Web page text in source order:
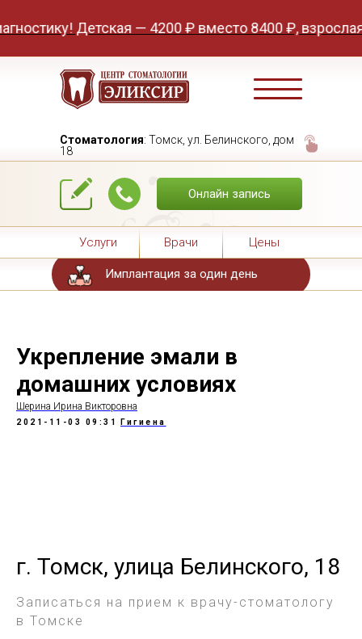
Детская — 4200 ₽ вместо 8400 ₽,
Стоматология: Томск, ул. Белинского, дом
18
Онлайн запись
Услуги Врачи Цены
Имплантация за один день
Укрепление эмали в
домашних условиях
Шерина Ирина Викторовна
2021-11-03 09:31 Гигиена
г. Томск, улица Белинского, 18
Записаться на прием к врачу-стоматологу
в Томске